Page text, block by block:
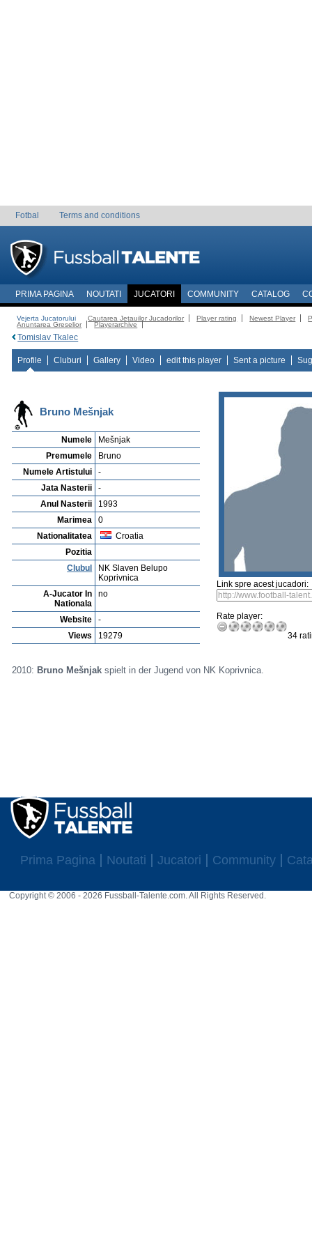
Fotbal Terms and conditions
PRIMA PAGINA NOUTATI JUCATORI COMMUNITY CATALOG
Vejerta Jucatorului Cautarea Jetauilor Jucadorilor Player rating Newest Player
Anuntarea Greselior
Playerarchive
Tomislav Tkalec
Profile Cluburi Gallery Video edit this player Sent a picture
Bruno Mešnjak
Numele
Mešnjak
Premumele
Bruno
Numele Artistului
-
Jata Nasterii
-
Anul Nasterii
1993
Marimea
0
Nationalitatea
Croatia
Pozitia
Clubul
NK Slaven Belupo
Koprivnica
A-Jucator In
Nationala
no
Website
-
Views
19279
Link spre acest jucadori:
Rate player:
34
2010: Bruno Mešnjakspielt in der Jugend von NK Koprivnica.
Prima Pagina Noutati Jucatori Community
Copyright © 2006 - 2026 Fussball-Talente.com. All Rights Reserved.